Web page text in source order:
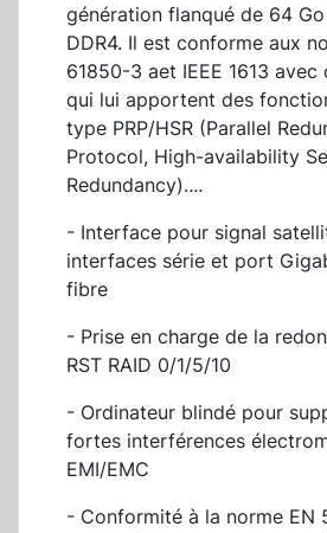
génération flanqué de 64
DDR4. Il est conforme aux
61850-3 aet IEEE 1613
qui lui apportent des
type PRP/HSR (Parallel
Protocol, High-availability
Redundancy)....
- Interface pour signal
interfaces série et port
fibre
- Prise en charge de la
RST RAID 0/1/5/10
- Ordinateur blindé pour
fortes interférences
EMI/EMC
- Conformité à la norme EN